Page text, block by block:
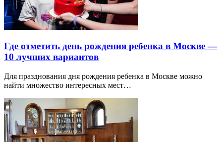
Где отметить день рождения ребенка в Москве —
10 лучших вариантов
Для празднования дня рождения ребенка в Москве можно
найти множество интересных мест…